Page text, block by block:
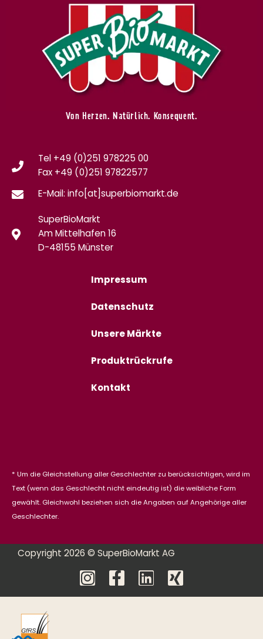
Von Herzen. Natürlich. Konsequent.
Tel +49 (0)251 978225 00
Fax +49 (0)251 97822577
E-Mail: info[at]superbiomarkt.de
SuperBioMarkt
Am Mittelhafen 16
D-48155 Münster
Impressum
Datenschutz
Unsere Märkte
Produktrückrufe
Kontakt
* Um die Gleichstellung aller Geschlechter zu berücksichtigen, wird im
Text (wenn das Geschlecht nicht eindeutig ist) die weibliche Form
gewählt. Gleichwohl beziehen sich die Angaben auf Angehörige aller
Geschlechter.
Copyright 2026 © SuperBioMarkt AG